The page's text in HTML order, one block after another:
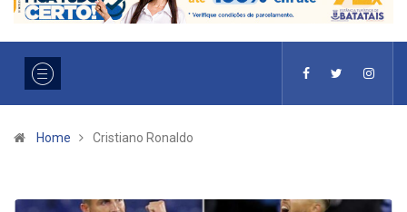
Home Cristiano Ronaldo